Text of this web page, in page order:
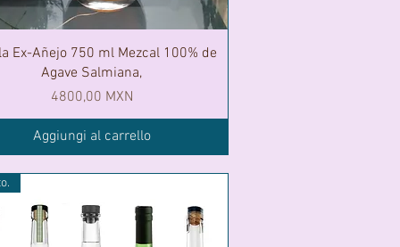
Ex-Añejo 750 ml Mezcal 100% de
Agave Salmiana,
Prezzo
4800,00 MXN
Aggiungi al carrello